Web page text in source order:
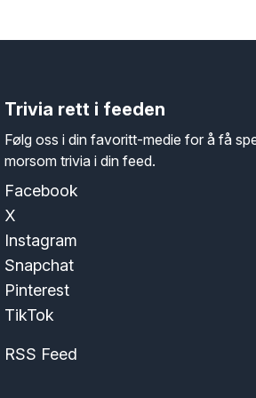
Trivia rett i feeden
Følg oss i din favoritt-medie for å få
morsom trivia i din feed.
Facebook
X
Instagram
Snapchat
Pinterest
TikTok
RSS Feed